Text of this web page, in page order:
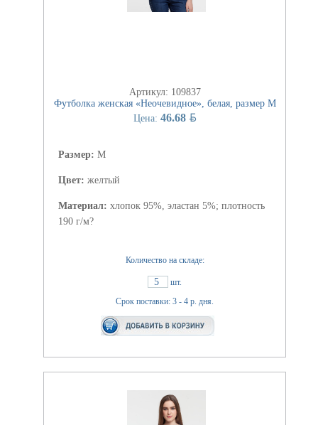
Артикул: 109837
Футболка женская «Неочевидное», белая, размер M
Цена: 46.68 BYN
Размер: M
Цвет: желтый
Материал: хлопок 95%, эластан 5%; плотность
190 г/м?
Количество на складе:
5
шт.
Срок поставки: 3 - 4 р. дня.